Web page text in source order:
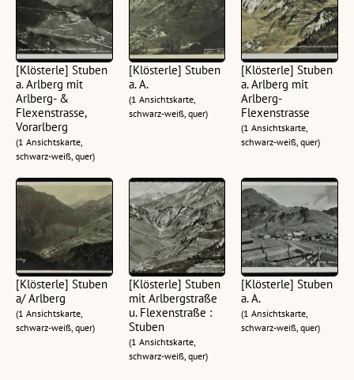
[Klösterle] Stuben
a. Arlberg mit
Arlberg- &
Flexenstrasse,
Vorarlberg
(1 Ansichtskarte,
schwarz-weiß, quer)
[Klösterle] Stuben
a. A.
(1 Ansichtskarte,
schwarz-weiß, quer)
[Klösterle] Stuben
a. Arlberg mit
Arlberg-
Flexenstrasse
(1 Ansichtskarte,
schwarz-weiß, quer)
[Klösterle] Stuben
a/ Arlberg
(1 Ansichtskarte,
schwarz-weiß, quer)
[Klösterle] Stuben
mit Arlbergstraße
u. Flexenstraße :
Stuben
(1 Ansichtskarte,
schwarz-weiß, quer)
[Klösterle] Stuben
a. A.
(1 Ansichtskarte,
schwarz-weiß, quer)